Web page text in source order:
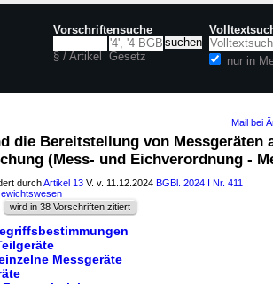
Vorschriftensuche
§ / Artikel Gesetz nur in
Mail bei
die Bereitstellung von Messgeräten
(Mess- und Eichverordnung -
durchArtikel 13 V. v. 11.12.2024 BGBl. 2024 I Nr. 411
wird in 38 Vorschriften zitiert
Messgeräte